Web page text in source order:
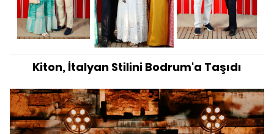
Kiton, İtalyan Stilini Bodrum'a Taşıdı